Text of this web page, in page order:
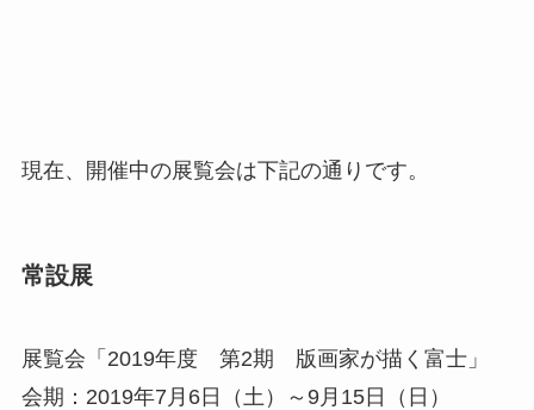
現在、開催中の展覧会は下記の通りです。
常設展
展覧会「2019年度 第2期 版画家が描く富士」
会期：2019年7月6日（土）～9月15日（日）